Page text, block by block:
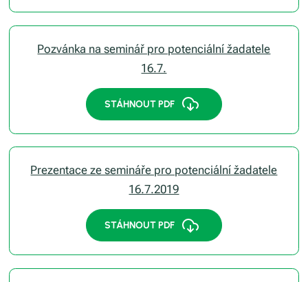
Pozvánka na seminář pro potenciální žadatele
16.7.
STÁHNOUT PDF
Prezentace ze semináře pro potenciální žadatele
16.7.2019
STÁHNOUT PDF